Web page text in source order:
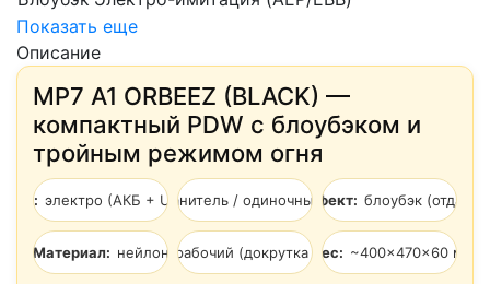
Показать еще
Описание
MP7 A1 ORBEEZ (BLACK) —
компактный PDW с блоубэком и
тройным режимом огня
Тип: электро (АКБ + USB)
Режимы: предохранитель / одиночный / автоматический
Эффект: блоубэк (отдача)
Материал: нейлон
Затвор: рабочий (докрутка шариков)
Габариты/вес: ~400×470×60 мм /